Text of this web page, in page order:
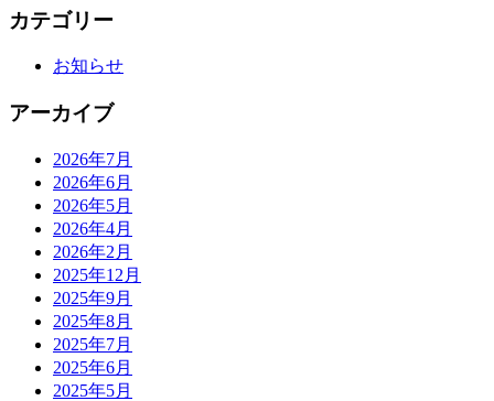
カテゴリー
お知らせ
アーカイブ
2026年7月
2026年6月
2026年5月
2026年4月
2026年2月
2025年12月
2025年9月
2025年8月
2025年7月
2025年6月
2025年5月